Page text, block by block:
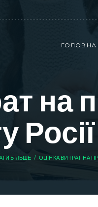
ГОЛОВНА
на
БІЛЬШЕ ОЦІНКА ВИТРАТ НА